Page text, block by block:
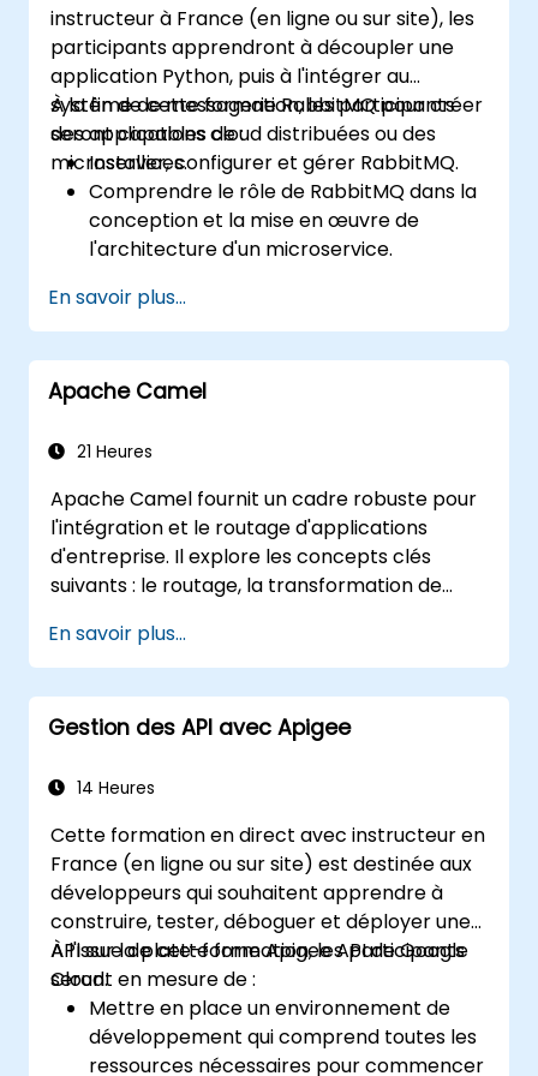
instructeur à France (en ligne ou sur site), les
participants apprendront à découpler une
application Python, puis à l'intégrer au
système de messagerie RabbitMQ pour créer
des applications cloud distribuées ou des
microservices.
À la fin de cette formation, les participants
seront capables de :
Installer, configurer et gérer RabbitMQ.
Comprendre le rôle de RabbitMQ dans la
conception et la mise en œuvre de
l'architecture d'un microservice.
compare à d'autres architectures de file
d'attente de messages.
Configurer et utiliser RabbitMQ en tant
que courtier pour traiter les messages
applications Python du monde réel.
En savoir plus...
Apache Camel
21 Heures
Apache Camel fournit un cadre robuste pour
l'intégration et le routage d'applications
d'entreprise. Il explore les concepts clés
suivants : le routage, la transformation de
erreurs, les connecteurs de composants, les
modèles d'intégration d'entreprise (EIP) et la
gestion des transactions. Il guide les
développeurs dans la configuration pratique
beans, le contrôle de la concurrence et les
professionnels de concevoir des couches de
communication fiables pour les
microservices, simplifiant ainsi les flux de
données.
En savoir plus...
Gestion des API avec Apigee
14 Heures
Cette formation en direct avec instructeur en
France (en ligne ou sur site) est destinée aux
développeurs qui souhaitent apprendre à
construire, tester, déboguer et déployer une
API sur la plate-forme Apigee API de Google
Cloud.
À l'issue de cette formation, les participants
seront en mesure de :
Mettre en place un environnement de
développement qui comprend toutes les
ressources nécessaires pour commencer